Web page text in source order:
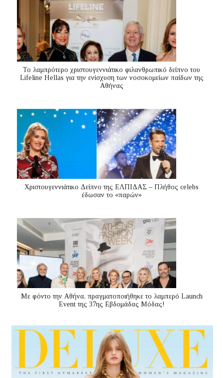
Το λαμπρότερο χριστουγεννιάτικο φιλανθρωπικό δείπνο του
Lifeline Hellas για την ενίσχυση των νοσοκομείων παίδων της
Αθήνας
Χριστουγεννιάτικο Δείπνο της ΕΛΠΙΔΑΣ – Πλήθος celebs
έδωσαν το «παρών»
Με φόντο την Αθήνα, πραγματοποιήθηκε το λαμπερό Launch
Event της 37ης Εβδομάδας Μόδας!